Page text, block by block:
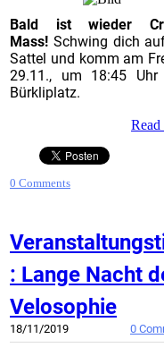
Bald ist wieder
Mass! Schwing dich
Sattel und komm am
29.11., um 18:45 Uhr
Bürkliplatz.
0 Comments
: Lange Nacht
Velosophie
18/11/2019 0